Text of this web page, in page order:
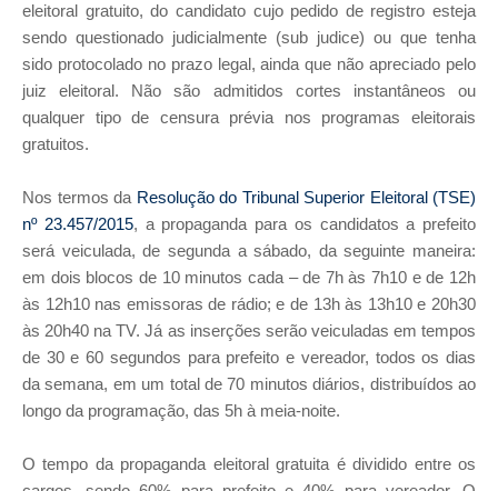
eleitoral gratuito, do candidato cujo pedido de registro esteja
sendo questionado judicialmente (sub judice) ou que tenha
sido protocolado no prazo legal, ainda que não apreciado pelo
juiz eleitoral. Não são admitidos cortes instantâneos ou
qualquer tipo de censura prévia nos programas eleitorais
gratuitos.
Nos termos da Resolução do Tribunal Superior Eleitoral (TSE)
nº 23.457/2015, a propaganda para os candidatos a prefeito
será veiculada, de segunda a sábado, da seguinte maneira:
em dois blocos de 10 minutos cada – de 7h às 7h10 e de 12h
às 12h10 nas emissoras de rádio; e de 13h às 13h10 e 20h30
às 20h40 na TV. Já as inserções serão veiculadas em tempos
de 30 e 60 segundos para prefeito e vereador, todos os dias
da semana, em um total de 70 minutos diários, distribuídos ao
longo da programação, das 5h à meia-noite.
O tempo da propaganda eleitoral gratuita é dividido entre os